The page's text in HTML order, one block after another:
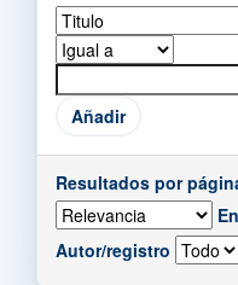
Resultados por
Autor/registro